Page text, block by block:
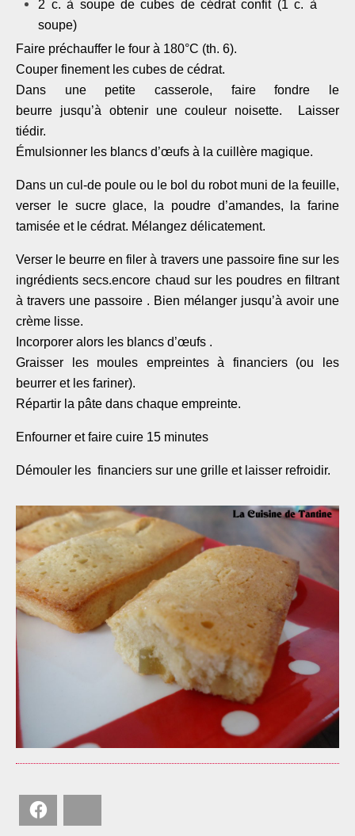
2 c. à soupe de cubes de cédrat confit (1 c. à
soupe)
Faire préchauffer le four à 180°C (th. 6).
Couper finement les cubes de cédrat.
Dans une petite casserole, faire fondre le
beurre jusqu’à obtenir une couleur noisette. Laisser
tiédir.
Émulsionner les blancs d’œufs à la cuillère magique.
Dans un cul-de poule ou le bol du robot muni de la feuille,
verser le sucre glace, la poudre d’amandes, la farine
tamisée et le cédrat. Mélangez délicatement.
Verser le beurre en filer à travers une passoire finesur les
ingrédients secs.encore chaud sur les poudres en filtrant
à travers une passoire . Bien mélanger jusqu’à avoir une
crème lisse.
Incorporer alors les blancs d’œufs .
Graisser les moules empreintes à financiers (ou les
beurrer et les fariner).
Répartir la pâte dans chaque empreinte.
Enfourner et faire cuire 15 minutes
Démouler les financiers sur une grille et laisser refroidir.